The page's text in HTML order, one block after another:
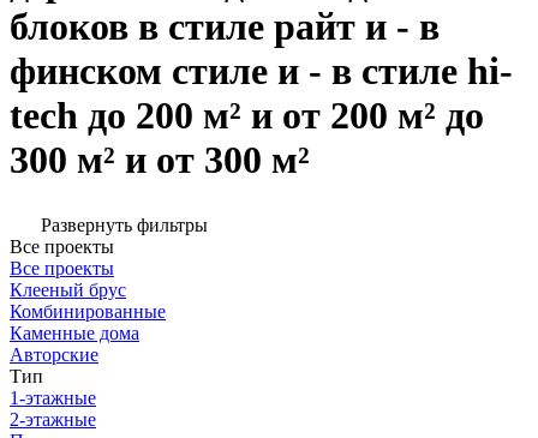
блоков в стиле райт и - в
финском стиле и - в стиле hi-
tech до 200 м² и от 200 м² до
300 м² и от 300 м²
Развернуть фильтры
Все проекты
Все проекты
Клееный брус
Комбинированные
Каменные дома
Авторские
Тип
1-этажные
2-этажные